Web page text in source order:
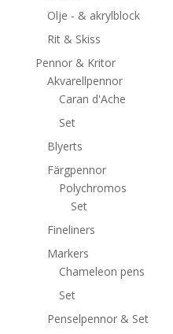
Olje - & akrylblock
Rit & Skiss
Pennor & Kritor
Akvarellpennor
Caran d'Ache
Set
Blyerts
Färgpennor
Polychromos
Set
Fineliners
Markers
Chameleon pens
Set
Penselpennor & Set